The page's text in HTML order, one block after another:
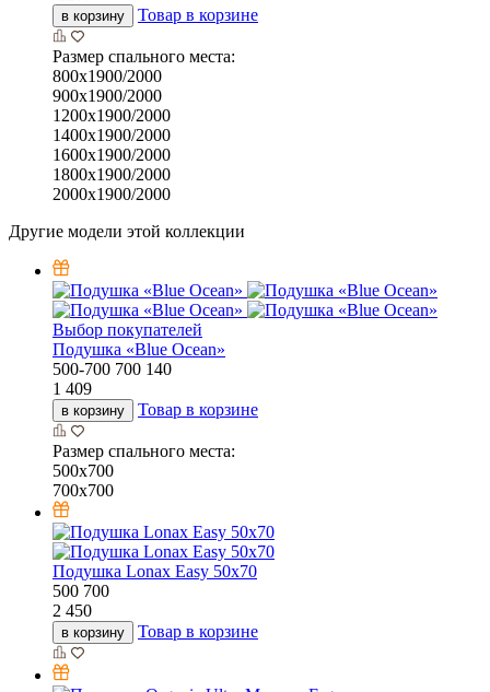
в корзину Товар в корзине
Размер спального места:
800х1900/2000
900х1900/2000
1200х1900/2000
1400х1900/2000
1600х1900/2000
1800х1900/2000
2000х1900/2000
Другие модели этой коллекции
Выбор покупателей
Подушка «Bluе Ocean»
500-700 700 140
1 409
в корзину Товар в корзине
Размер спального места:
500х700
700х700
Подушка Lonax Easy 50х70
500 700
2 450
в корзину Товар в корзине